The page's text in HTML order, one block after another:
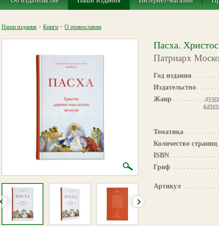
Наши издания > Книги > О православии
Пасха.
Патриарх
Год издания
Издательство
Жанр
Тематика
Количество страниц
ISBN
Гриф
Артикул